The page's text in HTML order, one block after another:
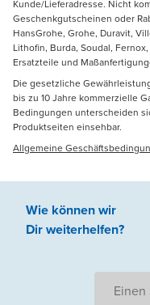
Kunde/Lieferadresse. Nicht
Geschenkgutscheinen oder
HansGrohe, Grohe, Duravit,
Lithofin, Burda, Soudal,
Ersatzteile und
Die gesetzliche
bis zu 10 Jahre kommerzielle
Bedingungen unterscheiden
Produktseiten einsehbar.
Allgemeine
Wie können wir
Dir weiterhelfen?